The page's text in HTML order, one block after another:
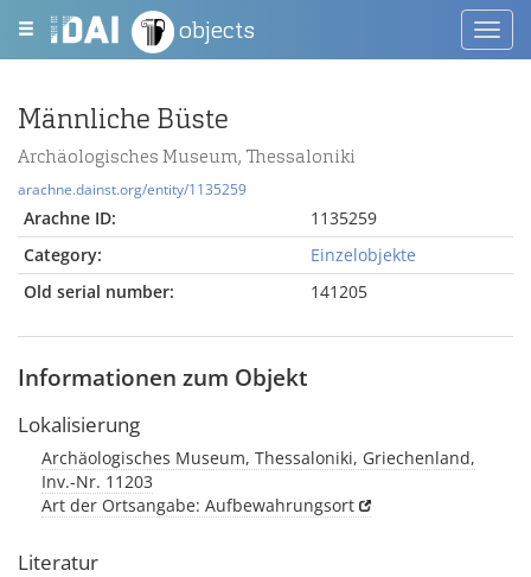
objects
Männliche Büste
Archäologisches Museum, Thessaloniki
arachne.dainst.org/entity/1135259
Arachne ID:
1135259
Category:
Einzelobjekte
Old serial number:
141205
Informationen zum Objekt
Lokalisierung
Archäologisches Museum, Thessaloniki, Griechenland,
Inv.-Nr. 11203
Art der Ortsangabe: Aufbewahrungsort
Literatur